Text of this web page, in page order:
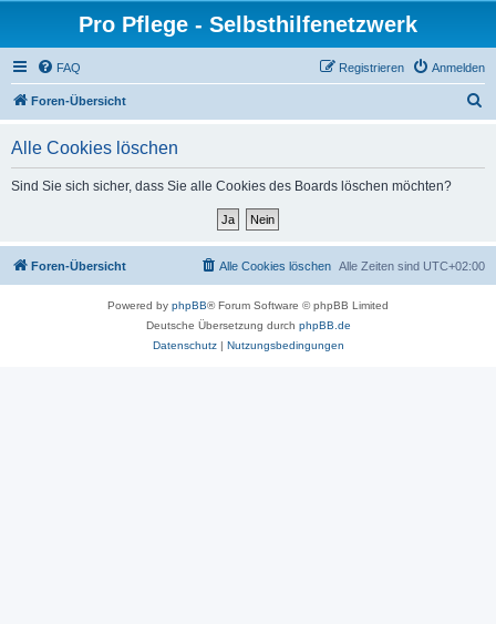
Pro Pflege - Selbsthilfenetzwerk
FAQ Anmelden
Registrieren
Foren-Übersicht
Alle Cookies löschen
Sind Sie sich sicher, dass Sie alle Cookies des Boards löschen möchten?
Foren-Übersicht Alle Zeiten sind UTC+02:00
Alle Cookies löschen
Powered by phpBB® Forum Software © phpBB Limited
Deutsche Übersetzung durch phpBB.de
Datenschutz| Nutzungsbedingungen